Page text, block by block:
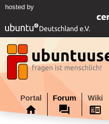
hosted by
Portal Forum Wiki